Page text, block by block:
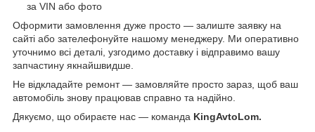
за VIN або фото
Оформити замовлення дуже просто — залиште заявку на
сайті або зателефонуйте нашому менеджеру. Ми оперативно
уточнимо всі деталі, узгодимо доставку і відправимо вашу
запчастину якнайшвидше.
Не відкладайте ремонт — замовляйте просто зараз, щоб ваш
автомобіль знову працював справно та надійно.
Дякуємо, що обираєте нас — команда KingAvtoLom.